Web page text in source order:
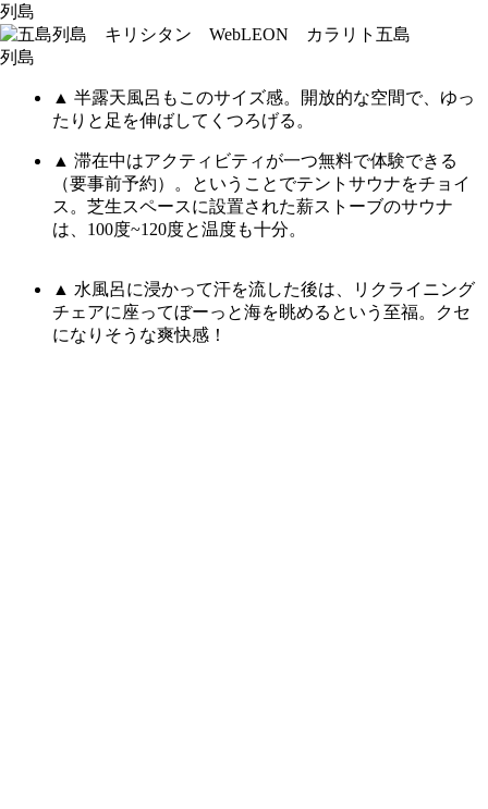
▲ 半露天風呂もこのサイズ感。開放的な空間で、ゆっ
たりと足を伸ばしてくつろげる。
▲ 滞在中はアクティビティが一つ無料で体験できる
（要事前予約）。ということでテントサウナをチョイ
ス。芝生スペースに設置された薪ストーブのサウナ
は、100度~120度と温度も十分。
▲ 水風呂に浸かって汗を流した後は、リクライニング
チェアに座ってぼーっと海を眺めるという至福。クセ
になりそうな爽快感！